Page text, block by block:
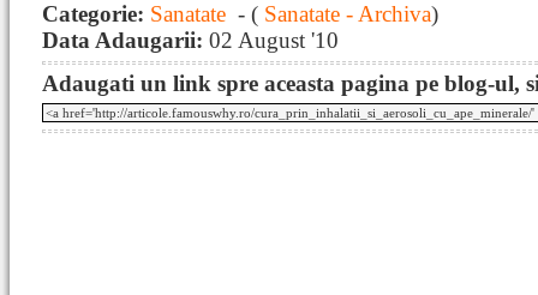
Categorie: Sanatate - ( Sanatate - Archiva)
Data Adaugarii: 02 August '10
Adaugati un link spre aceasta pagina pe blog-ul,